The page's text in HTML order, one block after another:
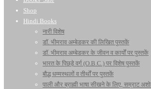
Shop
Hindi Books
नारी विशेष
डॉ. भीमराव अम्बेडकर की लिखित पुस्तकें
डॉ. भीमराव अम्बेडकर के जीवन व कार्यों पर पुस्तकें
भारत के पिछड़े वर्ग (O.B.C.) पर विशेष पुस्तकें
बौद्ध धम्मस्थलों व तीर्थों पर पुस्तकें
पाली और ब्राह्मी भाषा सीखने के लिए, सम्राट